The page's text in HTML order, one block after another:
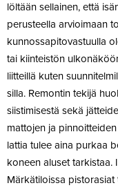
löltään sel­lainen, että
perus­teella arvioimaan
kun­nos­sa­pi­to­vas­tuulla
tai kiin­teistön
liit­teillä kuten
silla. Remontin tekijä
siis­ti­mi­sestä sekä
mat­tojen ja
lattia tulee aina purkaa
koneen aluset tar­kistaa.
Mär­kä­ti­loissa